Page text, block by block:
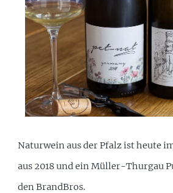
Naturwein aus der Pfalz ist heute
aus 2018 und ein Müller-Thurgau
den BrandBros.